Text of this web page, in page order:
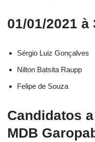
01/01/2021 à
Sérgio Luiz Gonçalves
Nilton Batsita Raupp
Felipe de Souza
Candidatos
MDB